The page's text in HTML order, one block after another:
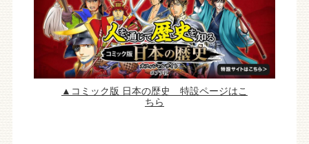
▲コミック版 日本の歴史 特設ページはこ
ちら